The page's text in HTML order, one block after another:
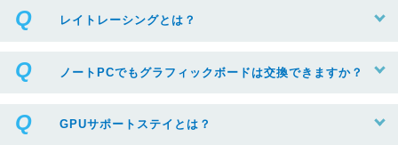
レイトレーシングとは？
ノートPCでもグラフィックボードは交換できますか？
GPUサポートステイとは？